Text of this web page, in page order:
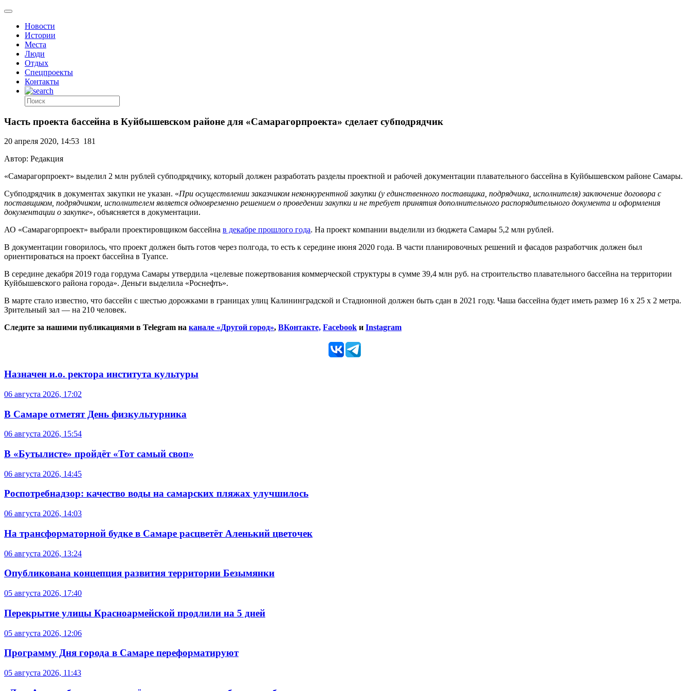
Новости
Истории
Места
Люди
Отдых
Спецпроекты
Контакты
Часть проекта бассейна в Куйбышевском районе для «Самарагорпроекта» сделает субподрядчик
20 апреля 2020, 14:53 181
Автор: Редакция
«Самарагорпроект» выделил 2 млн рублей субподрядчику, который должен разработать разделы проектной и рабочей документации плавательного бассейна в Куйбышевском районе Самары.
Субподрядчик в документах закупки не указан. «При осуществлении заказчиком неконкурентной закупки (у единственного поставщика, подрядчика, исполнителя) заключение договора с
поставщиком, подрядчиком, исполнителем является одновременно решением о проведении закупки и не требует принятия дополнительного распорядительного документа и оформления
документации о закупке», объясняется в документации.
АО «Самарагорпроект» выбрали проектировщиком бассейна в декабре прошлого года. На проект компании выделили из бюджета Самары 5,2 млн рублей.
В документации говорилось, что проект должен быть готов через полгода, то есть к середине июня 2020 года. В части планировочных решений и фасадов разработчик должен был
ориентироваться на проект бассейна в Туапсе.
В середине декабря 2019 года гордума Самары утвердила «целевые пожертвования коммерческой структуры в сумме 39,4 млн руб. на строительство плавательного бассейна на территории
Куйбышевского района города». Деньги выделила «Роснефть».
В марте стало известно, что бассейн с шестью дорожками в границах улиц Калининградской и Стадионной должен быть сдан в 2021 году. Чаша бассейна будет иметь размер 16 х 25 х 2 метра.
Зрительный зал — на 210 человек.
Следите за нашими публикациями в Telegram на канале «Другой город», ВКонтакте, Facebook и Instagram
Назначен и.о. ректора института культуры
06 августа 2026, 17:02
В Самаре отметят День физкультурника
06 августа 2026, 15:54
В «Бутылисте» пройдёт «Тот самый своп»
06 августа 2026, 14:45
Роспотребнадзор: качество воды на самарских пляжах улучшилось
06 августа 2026, 14:03
На трансформаторной будке в Самаре расцветёт Аленький цветочек
06 августа 2026, 13:24
Опубликована концепция развития территории Безымянки
05 августа 2026, 17:40
Перекрытие улицы Красноармейской продлили на 5 дней
05 августа 2026, 12:06
Программу Дня города в Самаре переформатируют
05 августа 2026, 11:43